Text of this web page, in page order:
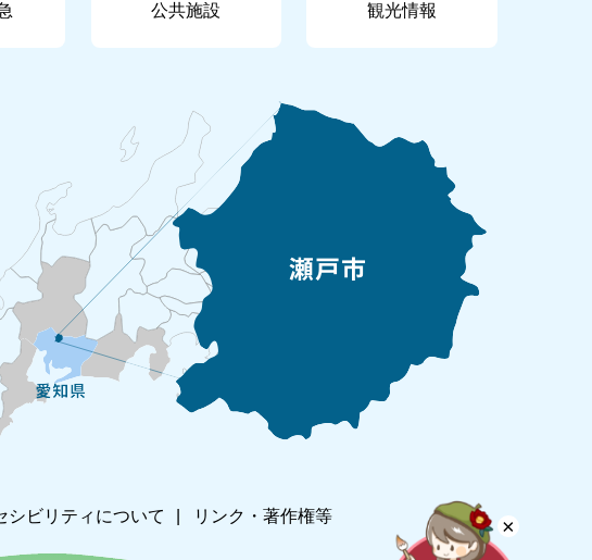
公共施設 観光情報
シビリティについて リンク・著作権等 ×